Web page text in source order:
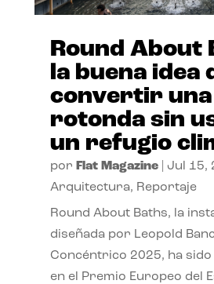
Round About
la buena idea
convertir una
rotonda sin
un refugio
por Flat Magazine| Jul 15,
Arquitectura, Reportaje
Round About Baths, la
diseñada por Leopold
Concéntrico 2025, ha sido
en el Premio Europeo del